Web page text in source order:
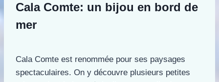
Cala Comte: un bijou en bord de
mer
Cala Comte est renommée pour ses paysages
spectaculaires. On y découvre plusieurs petites